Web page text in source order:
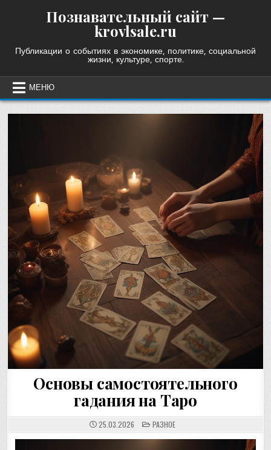
Познавательный сайт —
krovlsale.ru
Публикации о событиях в экономике, политике, социальной
жизни, культуре, спорте.
МЕНЮ
Основы самостоятельного
гадания на Таро
25.03.2026 POSTED
IN
РАЗНОЕ